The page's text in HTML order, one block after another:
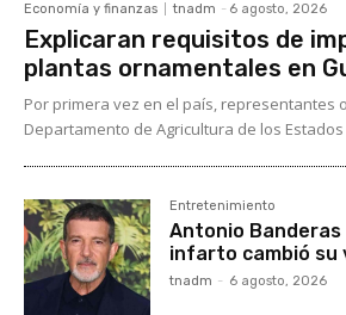
Economía y finanzas tnadm - 6 agosto, 2026
Explicaran requisitos de
plantas ornamentales en
Por primera vez en el país, representantes
Departamento de Agricultura de los Estados
Entretenimiento
Antonio Banderas
infarto cambió su
tnadm - 6 agosto, 2026